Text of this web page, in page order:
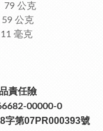
公克
克
克
責任險
00000-0
字第07PR000393號